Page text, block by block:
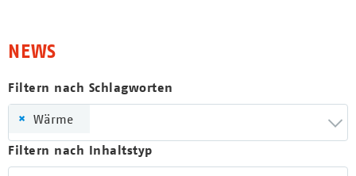
NEWS
Filtern nach Schlagworten
× Wärme
Filtern nach Inhaltstyp